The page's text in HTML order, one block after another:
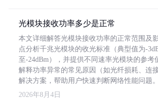
光模块接收功率多少是正常
本文详细解答光模块接收功率的正常范围及
点分析千兆光模块的收光标准（典型值为-
至-24dBm），并提供不同速率光模块的参考
解释功率异常的常见原因（如光纤损耗、连
解决方案，帮助用户快速判断网络性能问题。
2026年8月4日